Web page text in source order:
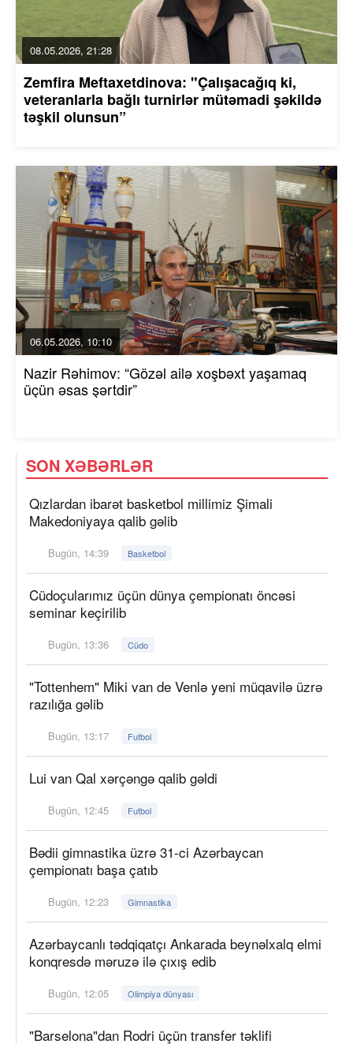
08.05.2026, 21:28
Zemfira Meftaxetdinova: "Çalışacağıq ki,
veteranlarla bağlı turnirlər mütəmadi şəkildə
təşkil olunsun”
06.05.2026, 10:10
Nazir Rəhimov: “Gözəl ailə xoşbəxt yaşamaq
üçün əsas şərtdir”
SON XƏBƏRLƏR
Qızlardan ibarət basketbol millimiz Şimali
Makedoniyaya qalib gəlib
Bugün, 14:39 Basketbol
Cüdoçularımız üçün dünya çempionatı öncəsi
seminar keçirilib
Bugün, 13:36 Cüdo
"Tottenhem" Miki van de Venlə yeni müqavilə üzrə
razılığa gəlib
Bugün, 13:17 Futbol
Lui van Qal xərçəngə qalib gəldi
Bugün, 12:45 Futbol
Bədii gimnastika üzrə 31-ci Azərbaycan
çempionatı başa çatıb
Bugün, 12:23 Gimnastika
Azərbaycanlı tədqiqatçı Ankarada beynəlxalq elmi
konqresdə məruzə ilə çıxış edib
Bugün, 12:05 Olimpiya dünyası
"Barselona"dan Rodri üçün transfer təklifi